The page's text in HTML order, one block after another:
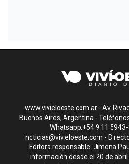
www.vivieloeste.com.ar - Av.
Buenos Aires, Argentina -
Whatsapp:+54 9 11
noticias@vivieloeste.com -
Editora responsable: Jimena
información desde el 20 de